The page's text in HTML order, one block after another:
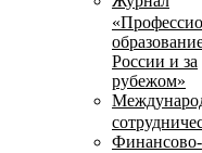
России и за
рубежом»
Финансово-